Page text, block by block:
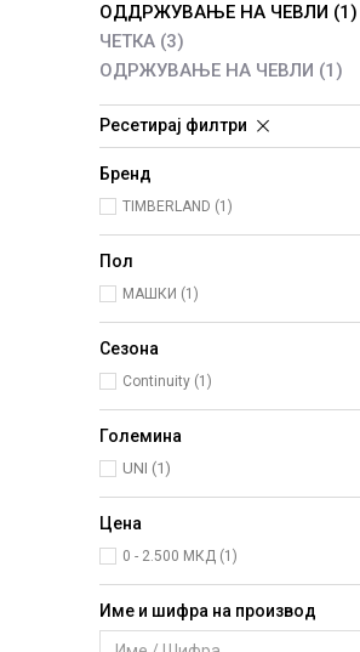
ОДДРЖУВАЊЕ НА ЧЕВЛИ (1)
ЧЕТКА (3)
ОДРЖУВАЊЕ НА ЧЕВЛИ (1)
Ресетирај филтри
Бренд
TIMBERLAND (1)
Пол
МАШКИ (1)
Сезона
Continuity (1)
Големина
UNI (1)
Цена
0 - 2.500 МКД (1)
Име и шифра на производ